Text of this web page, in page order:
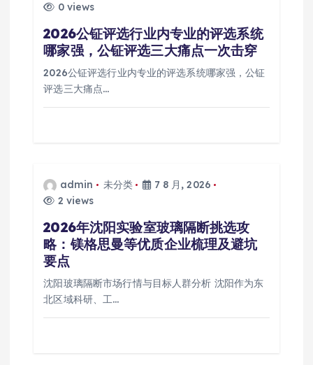
0 views
2026公钲评选行业内专业的评选系统
哪家强，公钲评选三大痛点一次击穿
2026公钲评选行业内专业的评选系统哪家强，公钲
评选三大痛点…
admin 未分类
7 8 月, 2026
2 views
2026年沈阳实验室玻璃隔断挑选攻
略：镁格思曼等优质企业梳理及避坑
要点
沈阳玻璃隔断市场行情与目标人群分析 沈阳作为东
北区域科研、工…